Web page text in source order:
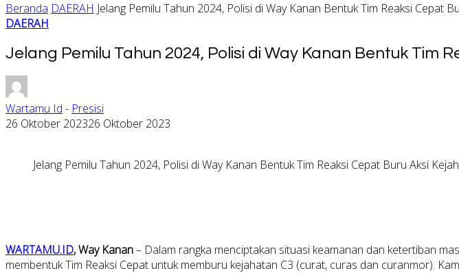
Beranda DAERAH Jelang Pemilu Tahun 2024, Polisi di Way Kanan Bentuk Tim Reaksi Cepat
DAERAH
Jelang Pemilu Tahun 2024, Polisi di Way Kanan Bentuk Tim
Wartamu Id - Presisi
26 Oktober 202326 Oktober 2023
Jelang Pemilu Tahun 2024, Polisi di Way Kanan Bentuk Tim Reaksi Cepat Buru Aksi
WARTAMU.ID, Way Kanan– Dalam rangka menciptakan situasi keamanan dan ketertiban
membentuk Tim Reaksi Cepat untuk memburu kejahatan C3 (curat, curas dan curanmor).